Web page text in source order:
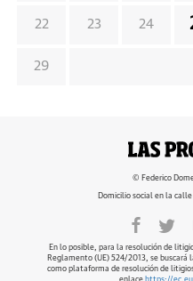
22 23 24
29
© Federico
Domicilio social en la
En lo posible, para la resolución de
Reglamento (UE) 524/2013, se buscará
como plataforma de resolución de